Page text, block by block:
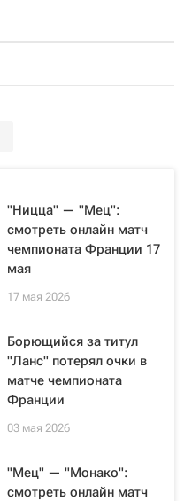
"Ницца" — "Мец":
смотреть онлайн матч
чемпионата Франции 17
мая
17 мая 2026
Борющийся за титул
"Ланс" потерял очки в
матче чемпионата
Франции
03 мая 2026
"Мец" — "Монако":
смотреть онлайн матч